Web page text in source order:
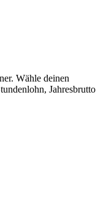
Wähle deinen
Jahresbrutto